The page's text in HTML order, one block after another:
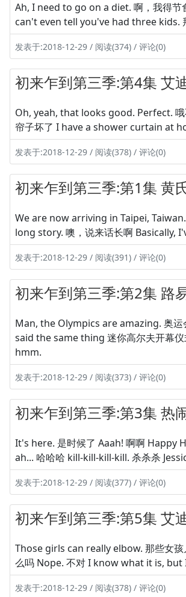
Ah, I need to go on a diet. 啊，我得节
can't even tell you've had three kids.
发表于:2018-12-29 / 阅读(374) / 评论(0)
初来乍到第三季:第4集 艾
Oh, yeah, that looks good. Perfect.
帘子坏了 I have a shower curtain at
发表于:2018-12-29 / 阅读(378) / 评论(0)
初来乍到第三季:第1集 黄
We are now arriving in Taipei,
long story. 噢，说来话长啊 Basically,
发表于:2018-12-29 / 阅读(391) / 评论(0)
初来乍到第三季:第2集 路
Man, the Olympics are amazing. 奥
said the same thing 迷你高尔夫开幕
hmm.
发表于:2018-12-29 / 阅读(373) / 评论(0)
初来乍到第三季:第3集 热
It's here. 是时候了 Aaah! 啊啊 Happy
ah... 哈哈哈 kill-kill-kill-kill. 杀杀杀
发表于:2018-12-29 / 阅读(377) / 评论(0)
初来乍到第三季:第5集 艾
Those girls can really elbow. 那些女
么吗 Nope. 不对 I know what it is,
发表于:2018-12-29 / 阅读(378) / 评论(0)